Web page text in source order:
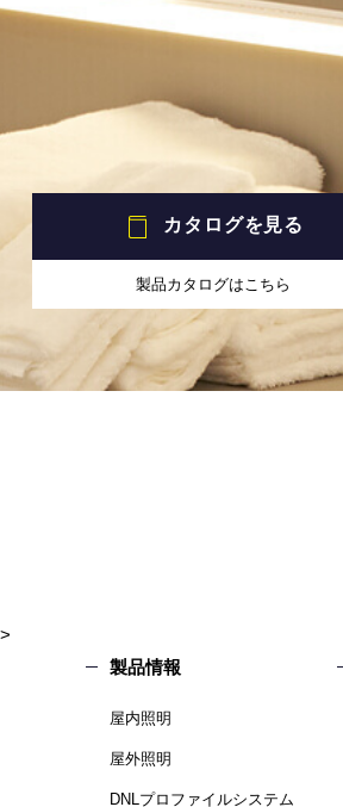
カタログを見る
製品カタログはこちら
>
製品情報
屋内照明
屋外照明
DNLプロファイルシステム